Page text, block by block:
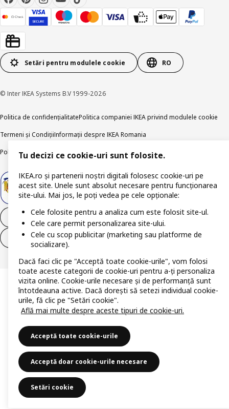
Setări pentru modulele cookie RO
© Inter IKEA Systems B.V 1999-2026
Politica de confidențialitatePolitica companiei IKEA privind modulele cookie
Termeni și CondițiiInformații despre IKEA Romania
Politica de publicare responsabilăAccesibilitatea digitală
Retrage-te din contract
Retrage-te din contract (servicii)
Tu decizi ce cookie-uri sunt folosite.
IKEA.ro și partenerii noștri digitali folosesc cookie-uri pe
acest site. Unele sunt absolut necesare pentru funcționarea
site-ului. Mai jos, le poți vedea pe cele opționale:
Cele folosite pentru a analiza cum este folosit site-ul.
Cele care permit personalizarea site-ului.
Cele cu scop publicitar (marketing sau platforme de
socializare).
Dacă faci clic pe "Acceptă toate cookie-urile", vom folosi
toate aceste categorii de cookie-uri pentru a-ți personaliza
vizita online. Cookie-urile necesare și de performanță sunt
întotdeauna active. Dacă dorești să setezi individual cookie-
urile, fă clic pe "Setări cookie".
Află mai multe despre aceste tipuri de cookie-uri.
Acceptă toate cookie-urile
Acceptă doar cookie-urile necesare
Setări cookie